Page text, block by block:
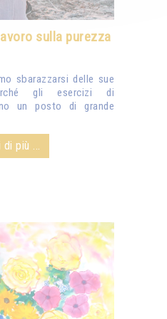
sulla purezza
sbarazzarsi delle sue
gli esercizi di
un posto di grande
di più ...